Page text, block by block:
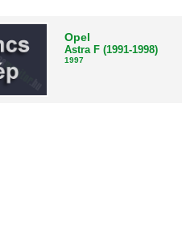
Opel
Astra F (1991-1998)
1997